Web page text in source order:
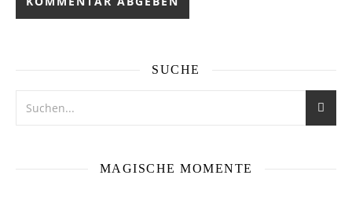
SUCHE
MAGISCHE MOMENTE